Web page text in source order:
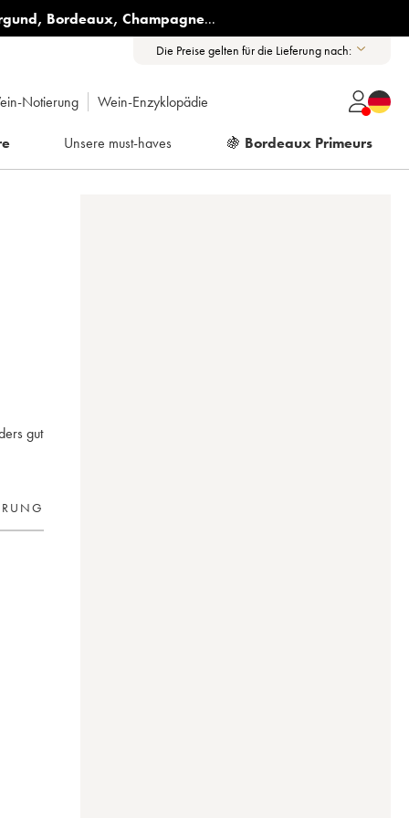
, Bordeaux, Champagne...
Die Preise gelten für die Lieferung nach:
Notierung Wein-Enzyklopädie
Unsere must-haves 🍇 Bordeaux Primeurs
gut